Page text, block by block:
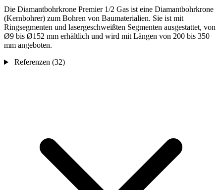
Die Diamantbohrkrone Premier 1/2 Gas ist eine Diamantbohrkrone
(Kernbohrer) zum Bohren von Baumaterialien. Sie ist mit
Ringsegmenten und lasergeschweißten Segmenten ausgestattet, von
Ø9 bis Ø152 mm erhältlich und wird mit Längen von 200 bis 350
mm angeboten.
Referenzen (32)